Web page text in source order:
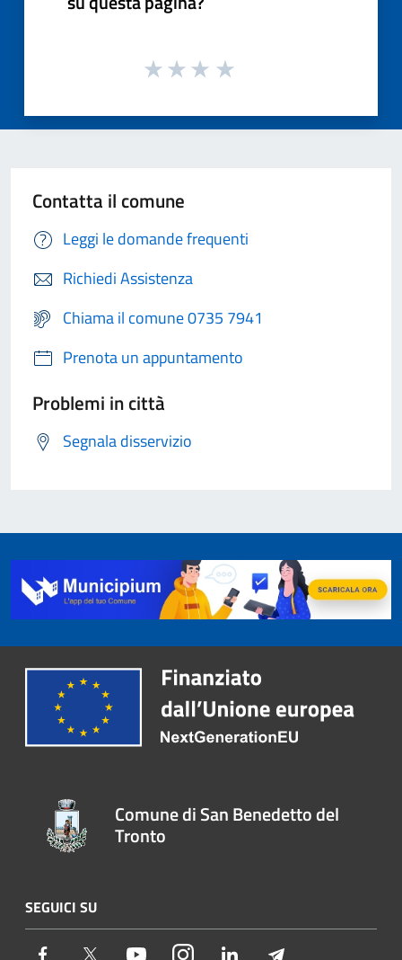
Contatta il comune
Leggi le domande frequenti
Richiedi Assistenza
Chiama il comune 0735 7941
Prenota un appuntamento
Problemi in città
Segnala disservizio
Comune di San Benedetto del
Tronto
SEGUICI SU